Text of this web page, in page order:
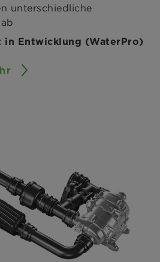
unterschiedliche
in Entwicklung (WaterPro)